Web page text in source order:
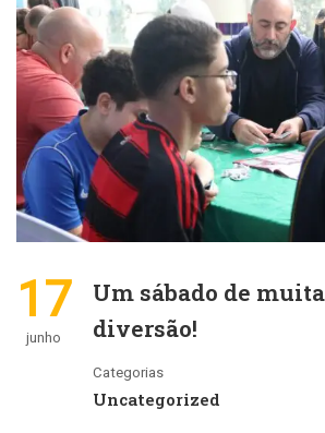
17
junho
Um sábado de
diversão!
Categorias
Uncategorized